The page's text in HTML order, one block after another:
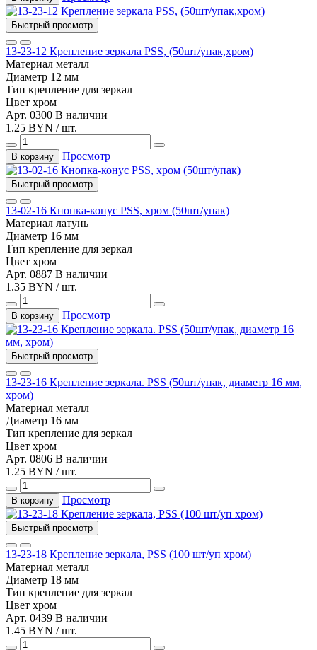
Быстрый просмотр
13-23-12 Крепление зеркала PSS, (50шт/упак,хром)
Материал металл
Диаметр 12 мм
Тип крепление для зеркал
Цвет хром
Арт. 0300 В наличии
1.25 BYN / шт.
В корзину Просмотр
Быстрый просмотр
13-02-16 Кнопка-конус PSS, хром (50шт/упак)
Материал латунь
Диаметр 16 мм
Тип крепление для зеркал
Цвет хром
Арт. 0887 В наличии
1.35 BYN / шт.
В корзину Просмотр
Быстрый просмотр
13-23-16 Крепление зеркала. PSS (50шт/упак, диаметр 16 мм,
хром)
Материал металл
Диаметр 16 мм
Тип крепление для зеркал
Цвет хром
Арт. 0806 В наличии
1.25 BYN / шт.
В корзину Просмотр
Быстрый просмотр
13-23-18 Крепление зеркала, PSS (100 шт/уп хром)
Материал металл
Диаметр 18 мм
Тип крепление для зеркал
Цвет хром
Арт. 0439 В наличии
1.45 BYN / шт.